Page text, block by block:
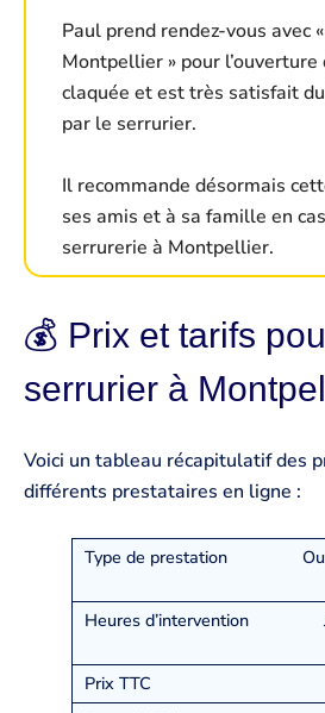
Paul prend rendez-vous avec
Montpellier » pour l’ouverture
claquée et est très satisfait
par le serrurier.
Il recommande désormais
ses amis et à sa famille en
serrurerie à Montpellier.
💰 Prix et tarifs
serrurier à
Voici un tableau récapitulatif des
différents prestataires en ligne :